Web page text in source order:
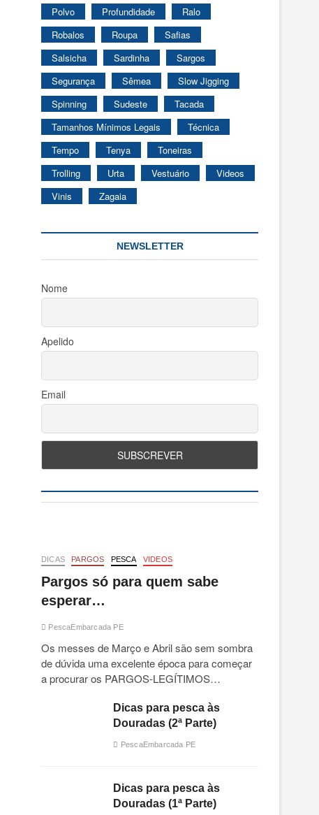
Polvo
Profundidade
Ralo
Robalos
Roupa
Safias
Salsicha
Sardinha
Sargos
Segurança
Sêmea
Slow Jigging
Spinning
Sudeste
Tacada
Tamanhos Mínimos Legais
Técnica
Tempo
Tenya
Toneiras
Trolling
Urta Vestuário
Videos
Vinis
Zagaia
NEWSLETTER
Nome
Apelido
Email
DICAS PARGOS PESCA VIDEOS
Pargos só para quem sabe
esperar…
PescaEmbarcada PE
Os messes de Março e Abril são sem sombra
de dúvida uma excelente época para começar
a procurar os PARGOS-LEGÍTIMOS…
Dicas para pesca às
Douradas (2ª Parte)
PescaEmbarcada PE
Dicas para pesca às
Douradas (1ª Parte)